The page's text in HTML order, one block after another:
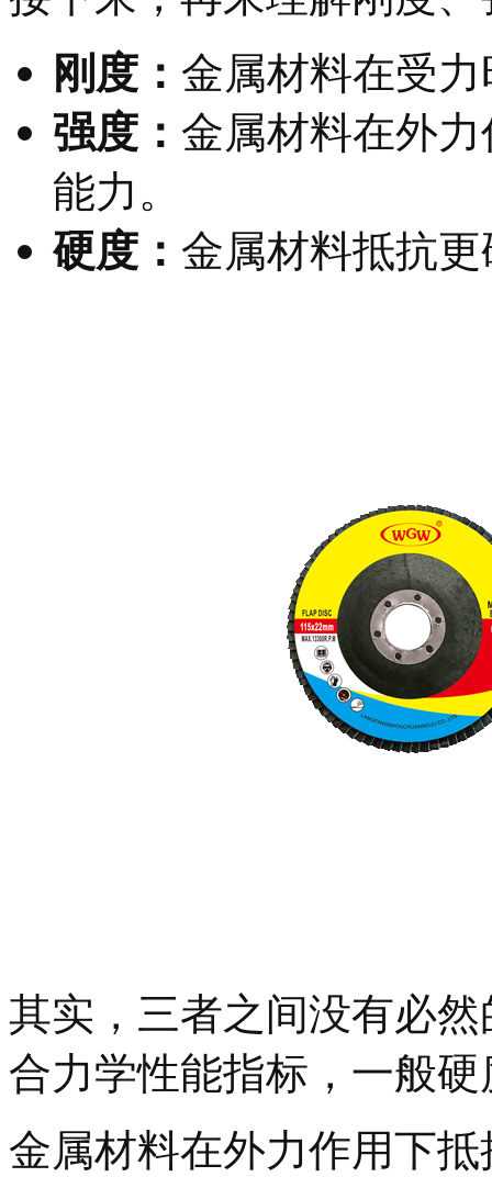
刚度： 金属材料在受
强度： 金属材料在外
能力。
硬度： 金属材料抵抗
其实，三者之间没有必
合力学性能指标，一般
金属材料在外力作用下